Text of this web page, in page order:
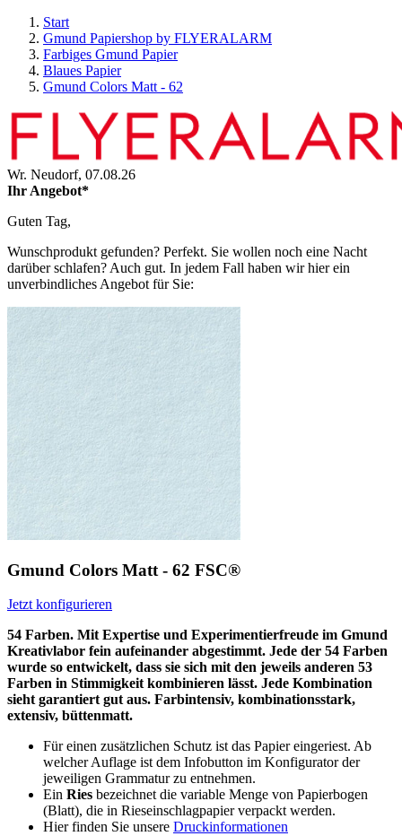
Start
Gmund Papiershop by FLYERALARM
Farbiges Gmund Papier
Blaues Papier
Gmund Colors Matt - 62
Wr. Neudorf, 07.08.26
Ihr Angebot*
Guten Tag,
Wunschprodukt gefunden? Perfekt. Sie wollen noch eine Nacht
darüber schlafen? Auch gut. In jedem Fall haben wir hier ein
unverbindliches Angebot für Sie:
Gmund Colors Matt - 62 FSC®
Jetzt konfigurieren
54 Farben. Mit Expertise und Experimentierfreude im Gmund
Kreativlabor fein aufeinander abgestimmt. Jede der 54 Farben
wurde so entwickelt, dass sie sich mit den jeweils anderen 53
Farben in Stimmigkeit kombinieren lässt. Jede Kombination
sieht garantiert gut aus. Farbintensiv, kombinationsstark,
extensiv, büttenmatt.
Für einen zusätzlichen Schutz ist das Papier eingeriest. Ab
welcher Auflage ist dem Infobutton im Konfigurator der
jeweiligen Grammatur zu entnehmen.
Ein Ries bezeichnet die variable Menge von Papierbogen
(Blatt), die in Rieseinschlagpapier verpackt werden.
Hier finden Sie unsere Druckinformationen